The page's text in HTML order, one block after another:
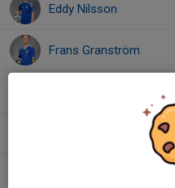
Eddy Nilsson
Frans Granström